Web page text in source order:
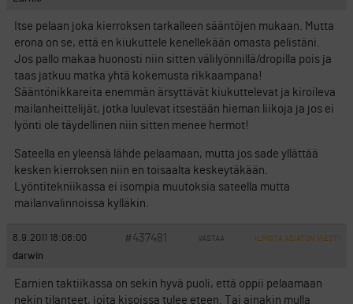
Itse pelaan joka kierroksen tarkalleen sääntöjen mukaan. Mutta
erona on se, että en kiukuttele kenellekään omasta pelistäni.
Jos pallo makaa huonosti niin sitten välilyönnillä/dropilla pois ja
taas jatkuu matka yhtä kokemusta rikkaampana!
Sääntönikkareita enemmän ärsyttävät kiukuttelevat ja kiroileva
mailanheittelijät, jotka luulevat itsestään hieman liikoja ja jos ei
lyönti ole täydellinen niin sitten menee hermot!
Sateella en yleensä lähde pelaamaan, mutta jos sade yllättää
kesken kierroksen niin en toisaalta keskeytäkään.
Lyöntitekniikassa ei isompia muutoksia sateella mutta
mailanvalinnoissa kylläkin.
8.9.2011 18:08:00 #437481 VASTAA ILMOITA ASIATON VIESTI
darwin
Earnien taktiikassa on sekin hyvä puoli, että oppii pelaamaan
nekin tilanteet, joita kisoissa tulee eteen. Tai ainakin mulla